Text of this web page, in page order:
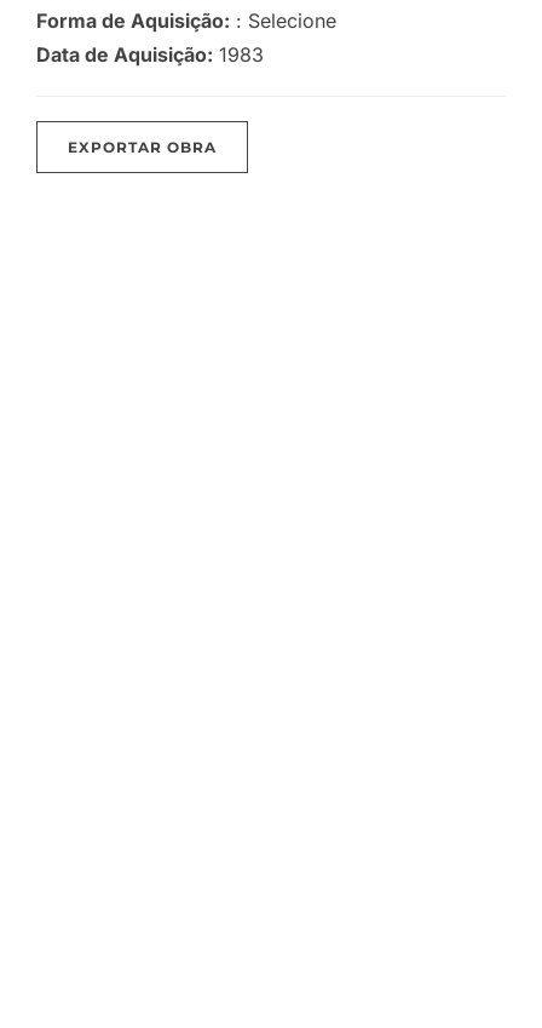
Forma de Aquisição: : Selecione
Data de Aquisição: 1983
EXPORTAR OBRA